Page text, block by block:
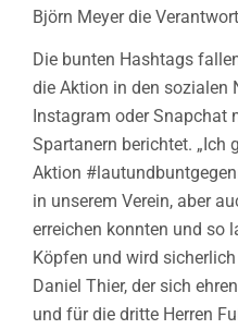
Björn Meyer die
Die bunten Hashtags
die Aktion in den sozialen
Instagram oder Snapchat
Spartanern berichtet. „Ich
Aktion
in unserem Verein, aber
erreichen konnten und so
Köpfen und wird
Daniel Thier, der sich
und für die dritte Herren